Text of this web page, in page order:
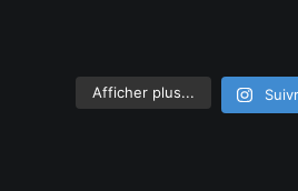
Afficher plus...